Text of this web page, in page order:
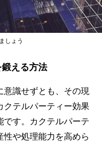
しょう
える方法
意識せずとも、その現
クテルパーティー効果
です。カクテルパーテ
性や処理能力を高めら